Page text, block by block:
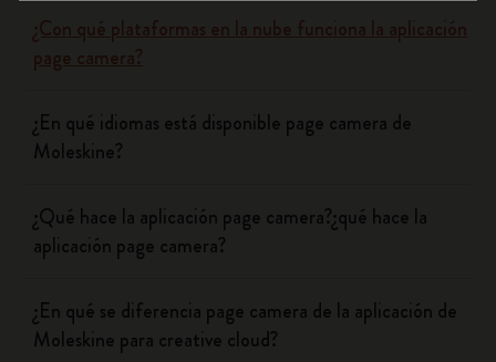
¿Con qué plataformas en la nube funciona la aplicación
page camera?
¿En qué idiomas está disponible page camera de
Moleskine?
¿Qué hace la aplicación page camera?¿qué hace la
aplicación page camera?
¿En qué se diferencia page camera de la aplicación de
Moleskine para creative cloud?